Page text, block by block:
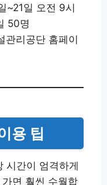
~21일 오전 9시
50명
관리공단 홈페이
용 팁
시간이 엄격하게
면 훨씬 수월합